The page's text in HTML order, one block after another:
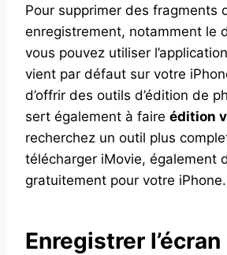
Pour supprimer des fragments
enregistrement, notamment le
vous pouvez utiliser l’application
vient par défaut sur votre
d’offrir des outils d’édition de
sert également à faire édition
recherchez un outil plus
télécharger iMovie, également
gratuitement pour votre iPhone.
Enregistrer